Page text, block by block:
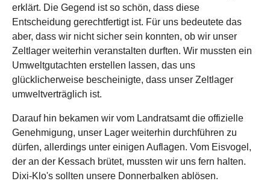
erklärt. Die Gegend ist so schön, dass diese
Entscheidung gerechtfertigt ist. Für uns bedeutete das
aber, dass wir nicht sicher sein konnten, ob wir unser
Zeltlager weiterhin veranstalten durften. Wir mussten ein
Umweltgutachten erstellen lassen, das uns
glücklicherweise bescheinigte, dass unser Zeltlager
umweltverträglich ist.
Darauf hin bekamen wir vom Landratsamt die offizielle
Genehmigung, unser Lager weiterhin durchführen zu
dürfen, allerdings unter einigen Auflagen. Vom Eisvogel,
der an der Kessach brütet, mussten wir uns fern halten.
Dixi-Klo's sollten unsere Donnerbalken ablösen.